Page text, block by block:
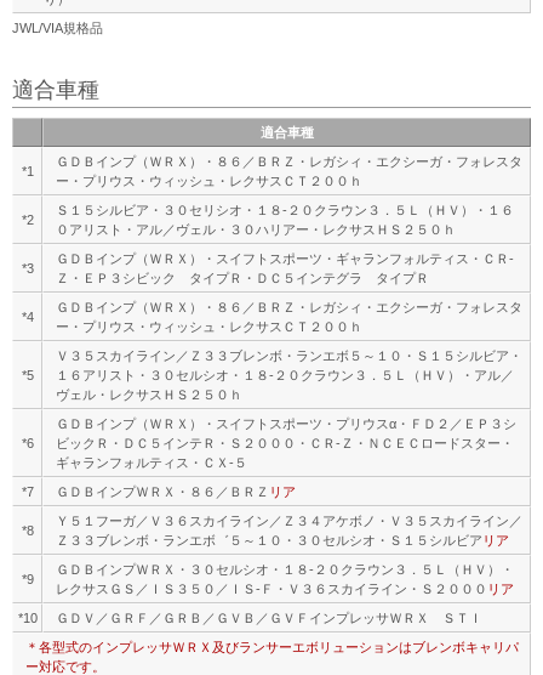
JWL/VIA規格品
適合車種
適合車種
*1
ＧＤＢインプ（ＷＲＸ）・８６／ＢＲＺ・レガシィ・エクシーガ・フォレスタ
ー・プリウス・ウィッシュ・レクサスＣＴ２００ｈ
*2
Ｓ１５シルビア・３０セリシオ・１８-２０クラウン３．５Ｌ（ＨＶ）・１６
０アリスト・アル／ヴェル・３０ハリアー・レクサスＨＳ２５０ｈ
*3
ＧＤＢインプ（ＷＲＸ）・スイフトスポーツ・ギャランフォルティス・ＣＲ-
Ｚ・ＥＰ３シビック タイプＲ・ＤＣ５インテグラ タイプＲ
*4
ＧＤＢインプ（ＷＲＸ）・８６／ＢＲＺ・レガシィ・エクシーガ・フォレスタ
ー・プリウス・ウィッシュ・レクサスＣＴ２００ｈ
*5
Ｖ３５スカイライン／Ｚ３３ブレンボ・ランエボ５～１０・Ｓ１５シルビア・
１６アリスト・３０セルシオ・１８-２０クラウン３．５Ｌ（ＨＶ）・アル／
ヴェル・レクサスＨＳ２５０ｈ
*6
ＧＤＢインプ（ＷＲＸ）・スイフトスポーツ・プリウスα・ＦＤ２／ＥＰ３シ
ビックＲ・ＤＣ５インテＲ・Ｓ２０００・ＣＲ-Ｚ・ＮＣＥＣロードスター・
ギャランフォルティス・ＣＸ-５
*7
ＧＤＢインプＷＲＸ・８６／ＢＲＺ リア
*8
Ｙ５１フーガ／Ｖ３６スカイライン／Ｚ３４アケボノ・Ｖ３５スカイライン／
Ｚ３３ブレンボ・ランエボ゛５～１０・３０セルシオ・Ｓ１５シルビア リア
*9
ＧＤＢインプＷＲＸ・３０セルシオ・１８-２０クラウン３．５Ｌ（ＨＶ）・
レクサスＧＳ／ＩＳ３５０／ＩＳ-Ｆ・Ｖ３６スカイライン・Ｓ２０００ リア
*10
ＧＤＶ／ＧＲＦ／ＧＲＢ／ＧＶＢ／ＧＶＦインプレッサＷＲＸ ＳＴＩ
＊各型式のインプレッサＷＲＸ及びランサーエボリューションはブレンボキャリパ
ー対応です。